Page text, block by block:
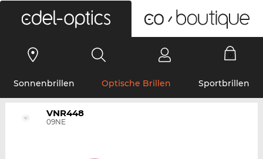
Sonnenbrillen Optische Brillen Sportbrillen
VNR448
09NE